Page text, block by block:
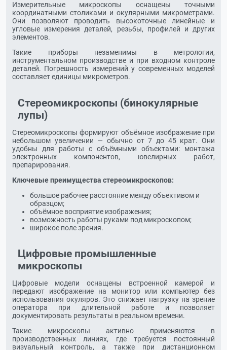
Измерительные микроскопы оснащены точными
координатными столиками и окулярными микрометрами.
Они позволяют проводить высокоточные линейные и
угловые измерения деталей, резьбы, профилей и других
элементов.
Такие приборы незаменимы в метрологии,
инструментальном производстве и при входном контроле
деталей. Погрешность измерений у современных моделей
составляет единицы микрометров.
Стереомикроскопы (бинокулярные
лупы)
Стереомикроскопы формируют объёмное изображение при
небольшом увеличении — обычно от 7 до 45 крат. Они
удобны для работы с объёмными объектами: монтажа
электронных компонентов, ювелирных работ,
препарирования.
Ключевые преимущества стереомикроскопов:
большое рабочее расстояние между объективом и
образцом;
объёмное восприятие изображения;
возможность работы руками под микроскопом;
широкое поле зрения.
Цифровые промышленные
микроскопы
Цифровые модели оснащены встроенной камерой и
передают изображение на монитор или компьютер без
использования окуляров. Это снижает нагрузку на зрение
оператора при длительной работе и позволяет
документировать результаты в реальном времени.
Такие микроскопы активно применяются в
производственных линиях, где требуется постоянный
визуальный контроль, а также при дистанционном